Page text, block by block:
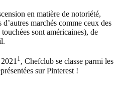
en matière de notoriété,
marchés comme ceux des
sont américaines), de
1, Chefclub se classe parmi les
sur Pinterest !